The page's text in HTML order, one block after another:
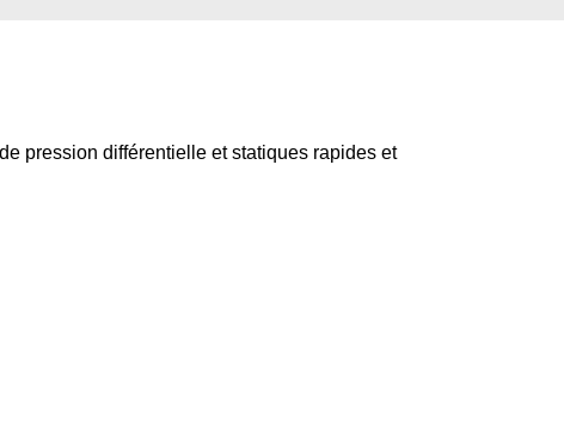
pression différentielle et statiques rapides et